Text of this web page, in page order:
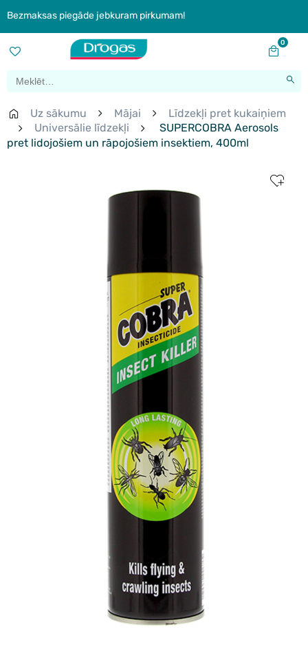
Bezmaksas piegāde jebkuram pirkumam!
0
Uz sākumu Mājai
Līdzekļi pret kukaiņiem
Universālie līdzekļi
SUPERCOBRA Aerosols
pret lidojošiem un rāpojošiem insektiem, 400ml